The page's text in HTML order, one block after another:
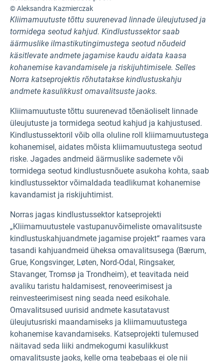
© Aleksandra Kazmierczak
Kliimamuutuste tõttu suurenevad linnade üleujutused ja
tormidega seotud kahjud. Kindlustussektor saab
äärmuslike ilmastikutingimustega seotud nõudeid
käsitlevate andmete jagamise kaudu aidata kaasa
kohanemise kavandamisele ja riskijuhtimisele. Selles
Norra katseprojektis rõhutatakse kindlustuskahju
andmete kasulikkust omavalitsuste jaoks.
Kliimamuutuste tõttu suurenevad tõenäoliselt linnade
üleujutuste ja tormidega seotud kahjud ja kahjustused.
Kindlustussektoril võib olla oluline roll kliimamuutustega
kohanemisel, aidates mõista kliimamuutustega seotud
riske. Jagades andmeid äärmuslike sademete või
tormidega seotud kindlustusnõuete asukoha kohta, saab
kindlustussektor võimaldada teadlikumat kohanemise
kavandamist ja riskijuhtimist.
Norras jagas kindlustussektor katseprojekti
„Kliimamuutustele vastupanuvõimeliste omavalitsuste
kindlustuskahjuandmete jagamise projekt“ raames vara
tasandi kahjuandmeid üheksa omavalitsusega (Bærum,
Grue, Kongsvinger, Løten, Nord-Odal, Ringsaker,
Stavanger, Tromsø ja Trondheim), et teavitada neid
avaliku taristu haldamisest, renoveerimisest ja
reinvesteerimisest ning seada need esikohale.
Omavalitsused uurisid andmete kasutatavust
üleujutusriski maandamiseks ja kliimamuutustega
kohanemise kavandamiseks. Katseprojekti tulemused
näitavad seda liiki andmekogumi kasulikkust
omavalitsuste jaoks, kelle oma teabebaas ei ole nii